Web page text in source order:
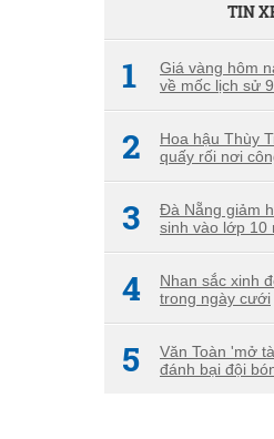
TIN
1
Giá vàng hôm
về mốc lịch sử
2
Hoa hậu Thùy
quấy rối nơi
3
Đà Nẵng giảm
sinh vào lớp 10
4
Nhan sắc xinh
trong ngày cưới
5
Văn Toàn 'mở
đánh bại đội